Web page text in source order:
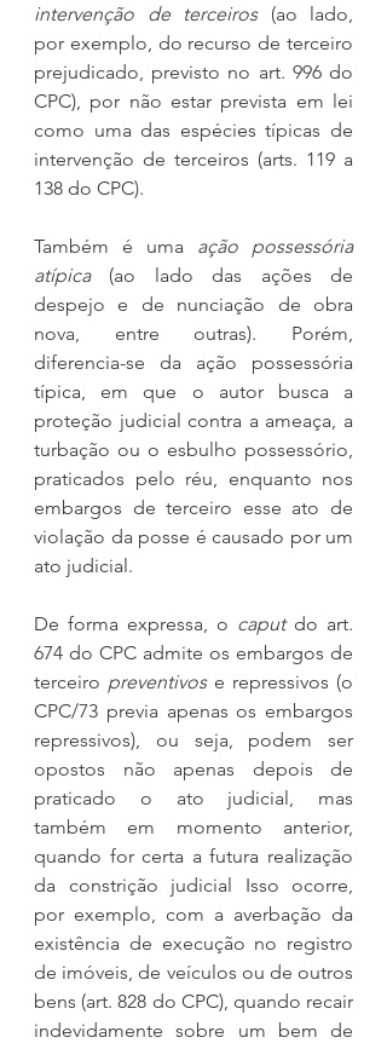
intervenção de terceiros (ao lado,
por exemplo, do recurso de terceiro
prejudicado, previsto no art. 996 do
CPC), por não estar prevista em lei
como uma das espécies típicas de
intervenção de terceiros (arts. 119 a
138 do CPC).
Também é uma ação possessória
atípica (ao lado das ações de
despejo e de nunciação de obra
nova, entre outras). Porém,
diferencia-se da ação possessória
típica, em que o autor busca a
proteção judicial contra a ameaça, a
turbação ou o esbulho possessório,
praticados pelo réu, enquanto nos
embargos de terceiro esse ato de
violação da posse é causado por um
ato judicial.
De forma expressa, o caput do art.
674 do CPC admite os embargos de
terceiro preventivos e repressivos (o
CPC/73 previa apenas os embargos
repressivos), ou seja, podem ser
opostos não apenas depois de
praticado o ato judicial, mas
também em momento anterior,
quando for certa a futura realização
da constrição judicial Isso ocorre,
por exemplo, com a averbação da
existência de execução no registro
de imóveis, de veículos ou de outros
bens (art. 828 do CPC), quando recair
indevidamente sobre um bem de